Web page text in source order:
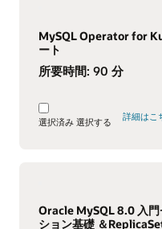
MySQL Operator for
ート
所要時間: 90 分
選択済み 選択する 詳細はこ
Oracle MySQL 8.0 入
ション基礎 ＆